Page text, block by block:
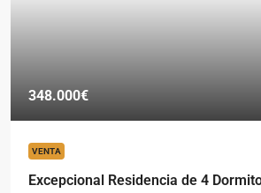
348.000€
VENTA
Excepcional Residencia de 4